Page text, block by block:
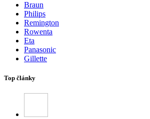
Braun
Philips
Remington
Rowenta
Eta
Panasonic
Gillette
Top články